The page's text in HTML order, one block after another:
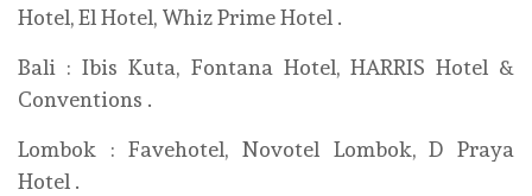
Hotel, El Hotel, Whiz Prime Hotel .
Bali : Ibis Kuta, Fontana Hotel, HARRIS Hotel &
Conventions .
Lombok : Favehotel, Novotel Lombok, D Praya
Hotel .